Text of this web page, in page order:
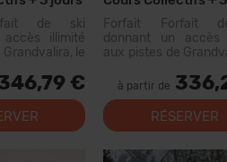
de ski
illimité
le
Avec ce
pourrez
€
Menus
Forfait Forfait
donnant un accès
aux pistes de
des Pyrénées.
forfait, vous
parcourir plus de
pistes, avec des
à partir de
RÉSERVER